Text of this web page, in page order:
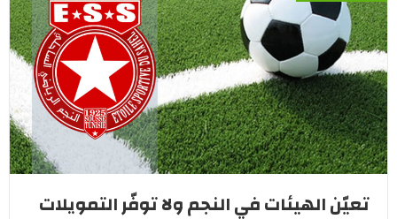
تعيّن الهيئات في النجم ولا توفّر التمويلات